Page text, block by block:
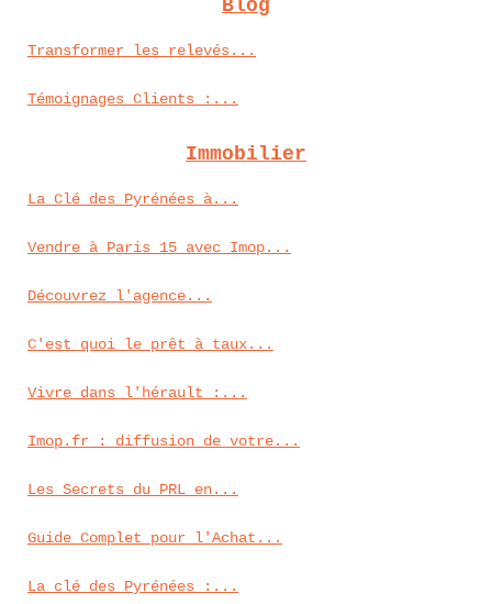
Blog
Transformer les relevés...
Témoignages Clients :...
Immobilier
La Clé des Pyrénées à...
Vendre à Paris 15 avec Imop...
Découvrez l'agence...
C'est quoi le prêt à taux...
Vivre dans l'hérault :...
Imop.fr : diffusion de votre...
Les Secrets du PRL en...
Guide Complet pour l'Achat...
La clé des Pyrénées :...